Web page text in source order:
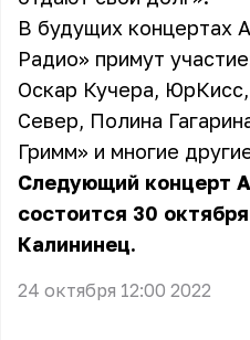
В будущих концертах
Радио» примут
Оскар Кучера,
Север, Полина
Гримм» и многие
Следующий концерт
состоится 30
Калининец.
24 октября 12:00 2022